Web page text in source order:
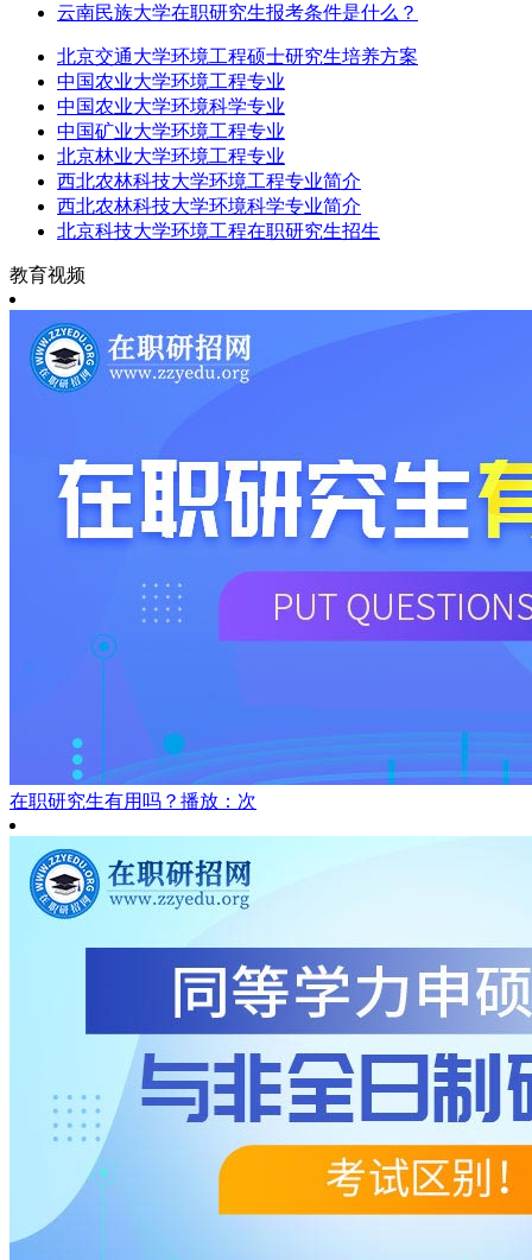
云南民族大学在职研究生报考条件是什么？
北京交通大学环境工程硕士研究生培养方案
中国农业大学环境工程专业
中国农业大学环境科学专业
中国矿业大学环境工程专业
北京林业大学环境工程专业
西北农林科技大学环境工程专业简介
西北农林科技大学环境科学专业简介
北京科技大学环境工程在职研究生招生
教育视频
在职研究生有用吗？ 播放：次